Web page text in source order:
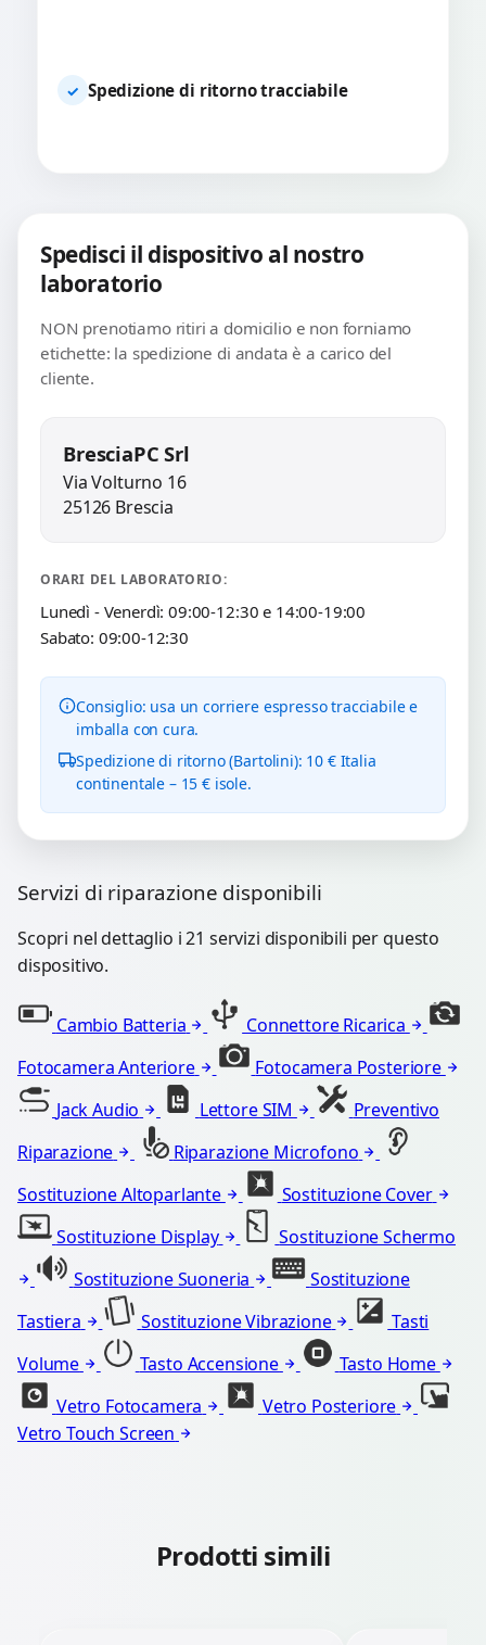
✓ Spedizione di ritorno tracciabile
Spedisci il dispositivo al nostro
laboratorio
NON prenotiamo ritiri a domicilio e non forniamo
etichette: la spedizione di andata è a carico del
cliente.
BresciaPC Srl
Via Volturno 16
25126 Brescia
ORARI DEL LABORATORIO:
Lunedì - Venerdì: 09:00-12:30 e 14:00-19:00
Sabato: 09:00-12:30
Consiglio: usa un corriere espresso tracciabile e
imballa con cura.
Spedizione di ritorno (Bartolini): 10 € Italia
continentale – 15 € isole.
Servizi di riparazione disponibili
Scopri nel dettaglio i 21 servizi disponibili per questo
dispositivo.
Cambio Batteria
Connettore Ricarica
Fotocamera Anteriore
Fotocamera Posteriore
Jack Audio
Lettore SIM
Preventivo
Riparazione
Riparazione Microfono
Sostituzione Altoparlante
Sostituzione Cover
Sostituzione Display
Sostituzione Schermo
Sostituzione Suoneria
Sostituzione
Tastiera
Sostituzione Vibrazione
Tasti
Volume
Tasto Accensione
Tasto Home
Vetro Fotocamera
Vetro Posteriore
Vetro Touch Screen
Prodotti simili